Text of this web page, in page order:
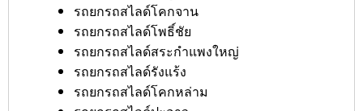
รถยกรถสไลด์โคกจาน
รถยกรถสไลด์โพธิ์ชัย
รถยกรถสไลด์สระกำแพงใหญ่
รถยกรถสไลด์รังแร้ง
รถยกรถสไลด์โคกหล่าม